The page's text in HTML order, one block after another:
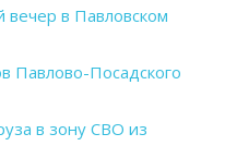
в Павловском
Павлово-Посадского
в зону СВО из